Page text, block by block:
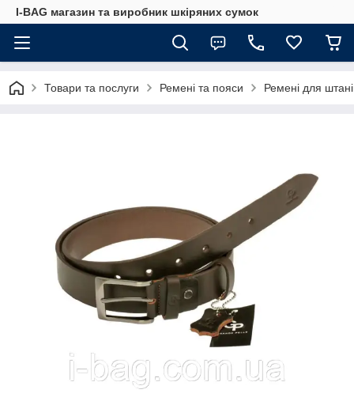
I-BAG магазин та виробник шкіряних сумок
Товари та послуги Ремені та пояси Ремені для